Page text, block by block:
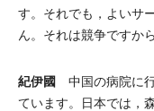
す。それでも，よいサ
ん。それは競争ですか
紀伊國 中国の病院に
ています。日本では，